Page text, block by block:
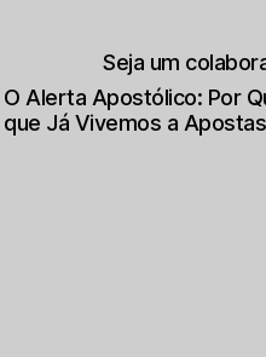
Seja um
O Alerta Apostólico: Por
que Já Vivemos a